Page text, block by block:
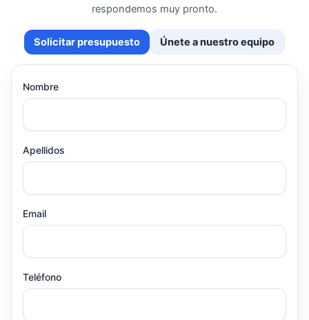
respondemos muy pronto.
Solicitar presupuesto Únete a nuestro equipo
Nombre
Apellidos
Email
Teléfono